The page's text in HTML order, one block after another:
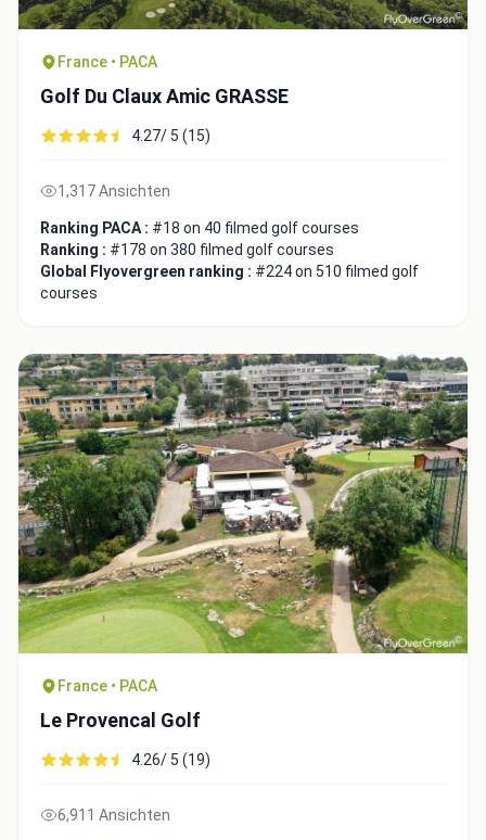
France • PACA
Golf Du Claux Amic GRASSE
4.27/ 5 (15)
1,317 Ansichten
Ranking PACA : #18 on 40 filmed golf courses
Ranking : #178 on 380 filmed golf courses
Global Flyovergreen ranking : #224 on 510 filmed golf
courses
France • PACA
Le Provencal Golf
4.26/ 5 (19)
6,911 Ansichten